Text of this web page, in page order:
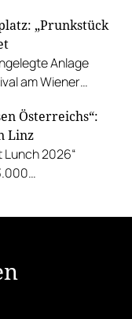
der Riederalm
„Prunkstück
Anlage
am Wiener
Österreichs“:
Linz
Lunch 2026“